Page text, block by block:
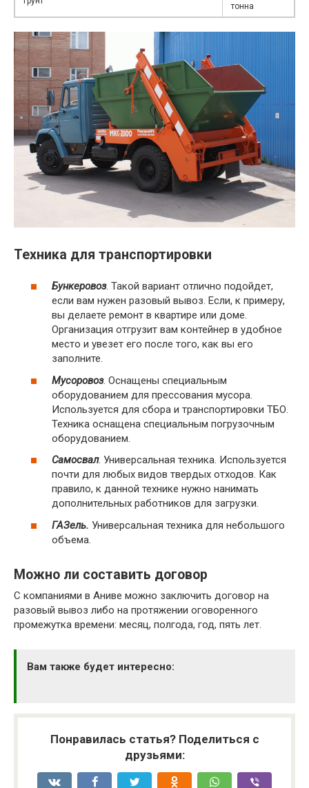
тонна
Техника для транспортировки
Бункеровоз. Такой вариант отлично подойдет,
если вам нужен разовый вывоз. Если, к примеру,
вы делаете ремонт в квартире или доме.
Организация отгрузит вам контейнер в удобное
место и увезет его после того, как вы его
заполните.
Мусоровоз. Оснащены специальным
оборудованием для прессования мусора.
Используется для сбора и транспортировки ТБО.
Техника оснащена специальным погрузочным
оборудованием.
Самосвал. Универсальная техника. Используется
почти для любых видов твердых отходов. Как
правило, к данной технике нужно нанимать
дополнительных работников для загрузки.
ГАЗель. Универсальная техника для небольшого
объема.
Можно ли составить договор
С компаниями в Аниве можно заключить договор на
разовый вывоз либо на протяжении оговоренного
промежутка времени: месяц, полгода, год, пять лет.
Вам также будет интересно:
Понравилась статья? Поделиться с
друзьями: